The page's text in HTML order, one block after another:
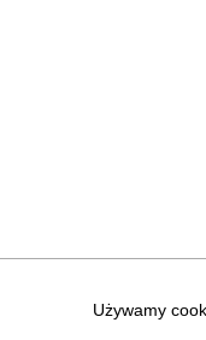
Używamy